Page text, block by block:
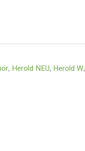
, Herold NEU, Herold W,